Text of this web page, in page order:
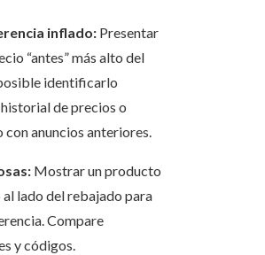
inflado: Presentar
“antes” más alto del
identificarlo
de precios o
anuncios anteriores.
Mostrar un producto
lado del rebajado para
Compare
y códigos.